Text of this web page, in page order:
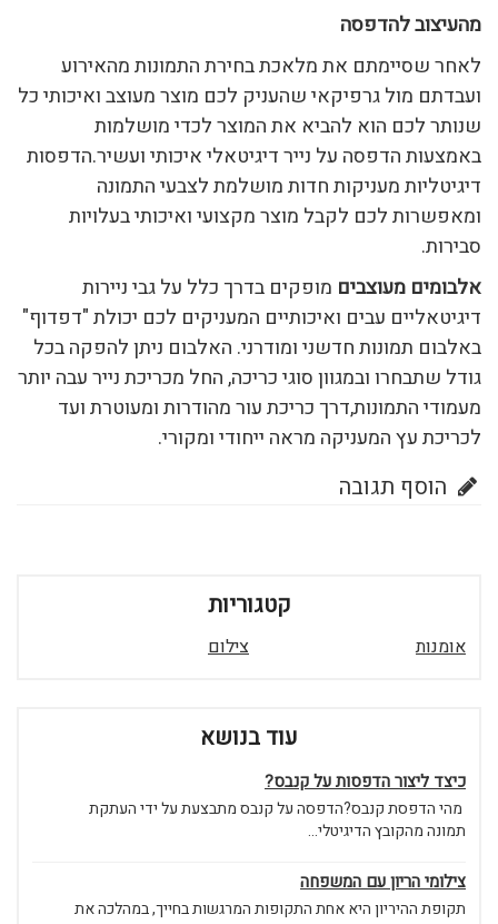
מהעיצוב להדפסה
לאחר שסיימתם את מלאכת בחירת התמונות מהאירוע
ועבדתם מול גרפיקאי שהעניק לכם מוצר מעוצב ואיכותי כל
שנותר לכם הוא להביא את המוצר לכדי מושלמות
באמצעות הדפסה על נייר דיגיטאלי איכותי ועשיר.הדפסות
דיגיטליות מעניקות חדות מושלמת לצבעי התמונה
ומאפשרות לכם לקבל מוצר מקצועי ואיכותי בעלויות
סבירות.
אלבומים מעוצבים מופקים בדרך כלל על גבי ניירות
דיגיטאליים עבים ואיכותיים המעניקים לכם יכולת "דפדוף"
באלבום תמונות חדשני ומודרני. האלבום ניתן להפקה בכל
גודל שתבחרו ובמגוון סוגי כריכה, החל מכריכת נייר עבה יותר
מעמודי התמונות,דרך כריכת עור מהודרות ומעוטרת ועד
לכריכת עץ המעניקה מראה ייחודי ומקורי.
הוסף תגובה
קטגוריות
אומנות צילום
עוד בנושא
כיצד ליצור הדפסות על קנבס?
מהי הדפסת קנבס?הדפסה על קנבס מתבצעת על ידי העתקת
תמונה מהקובץ הדיגיטלי...
צילומי הריון עם המשפחה
תקופת ההיריון היא אחת התקופות המרגשות בחייך, במהלכה את